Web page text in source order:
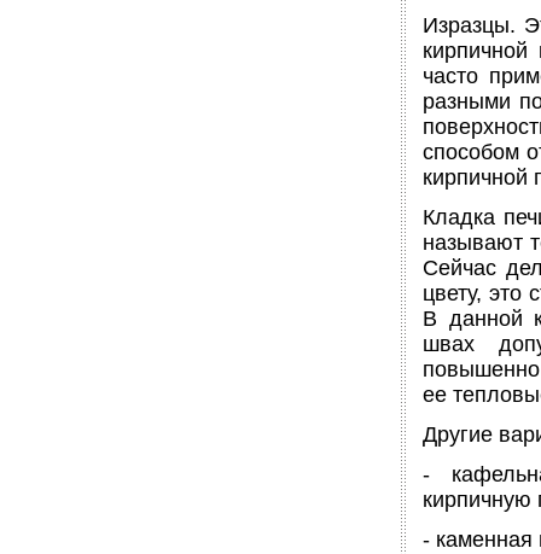
Изразцы.
часто
разными
способом
кирпичной
Кладка
называют
Сейчас
цвету, это
В данной
швах
ее
Другие
-
кирпичную
- каменная